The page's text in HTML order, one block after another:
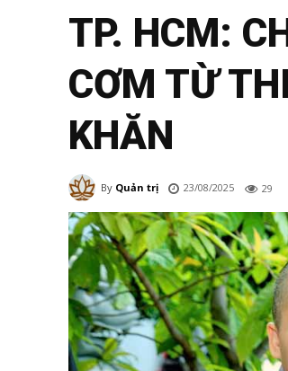
TP. HCM:
CƠM TỪ
KHĂN
By Quản trị 23/08/2025 29